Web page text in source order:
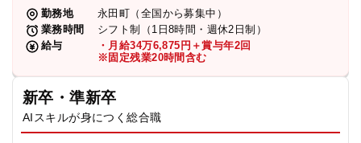
勤務地
永田町（全国から募集中）
業務時間
シフト制（1日8時間・週休2日制）
給与
・月給34万6,875円＋賞与年2回
※固定残業20時間含む
新卒・準新卒
AIスキルが身につく総合職